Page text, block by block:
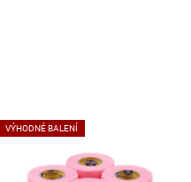
VÝHODNÉ BALENÍ